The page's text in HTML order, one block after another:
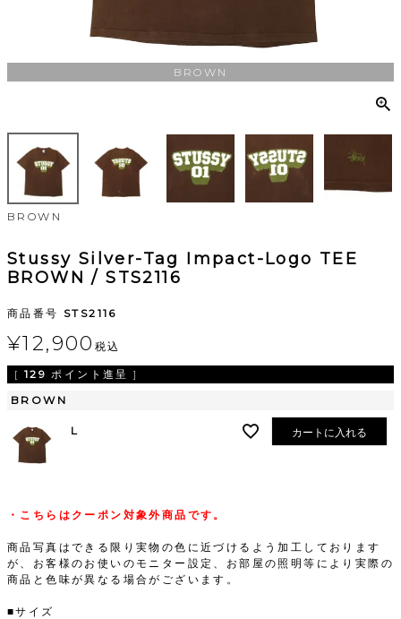
BROWN
BROWN
Stussy Silver-Tag Impact-Logo TEE
BROWN / STS2116
商品番号 STS2116
¥12,900 税込
[ 129 ポイント進呈 ]
BROWN
L カートに入れる
・こちらはクーポン対象外商品です。
商品写真はできる限り実物の色に近づけるよう加工しております
が、お客様のお使いのモニター設定、お部屋の照明等により実際の
商品と色味が異なる場合がございます。
■サイズ